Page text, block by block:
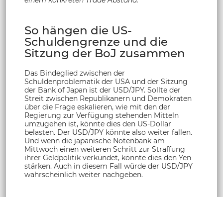
So hängen die US-
Schuldengrenze und die
Sitzung der BoJ zusammen
Das Bindeglied zwischen der
Schuldenproblematik der USA und der Sitzung
der Bank of Japan ist der USD/JPY. Sollte der
Streit zwischen Republikanern und Demokraten
über die Frage eskalieren, wie mit den der
Regierung zur Verfügung stehenden Mitteln
umzugehen ist, könnte dies den US-Dollar
belasten. Der USD/JPY könnte also weiter fallen.
Und wenn die japanische Notenbank am
Mittwoch einen weiteren Schritt zur Straffung
ihrer Geldpolitik verkündet, könnte dies den Yen
stärken. Auch in diesem Fall würde der USD/JPY
wahrscheinlich weiter nachgeben.